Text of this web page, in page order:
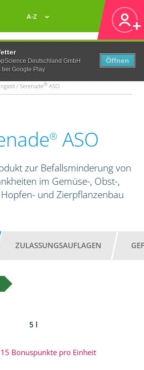
Deutschland GmbH
bei Google Play
Öffnen
A-Z
/ Serenade® ASO
® ASO
zur Befallsminderung von
im Gemüse-, Obst-,
und Zierpflanzenbau
ZULASSUNGSAUFLAGEN
5 l
15 Bonuspunkte pro Einheit